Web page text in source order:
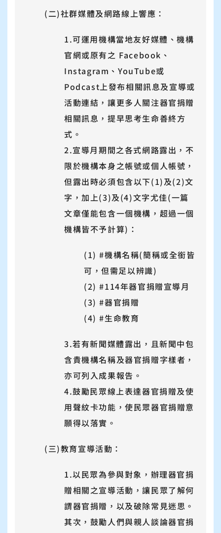
(二)社群媒體及網路線上響應：
1.可運用機構當地友好媒體、機構
官網或原有之 Facebook、
Instagram、YouTube或
Podcast上發布相關訊息及宣導或
活動連結，讓更多人關注器官捐贈
相關訊息，提早思考生命善終方
式。
2.宣導月期間之各式網路露出，不
限於機構本身之帳號或個人帳號，
但露出時必須包含以下(1)及(2)文
字，加上(3)及(4)文字尤佳(一篇
文章僅能包含一個機構，超過一個
機構皆不予計算)：
(1) #機構名稱(簡稱或全銜皆
可，但需足以辨識)
(2) #114年器官捐贈宣導月
(3) #器官捐贈
(4) #生命教育
3.若有新聞媒體露出，且新聞中包
含貴機構名稱及器官捐贈字樣者，
亦可列入成果報告。
4.鼓勵民眾線上表達器官捐贈及使
用聲紋卡功能，使民眾器官捐贈意
願得以落實。
(三)教育宣導活動：
1.以民眾為參與對象，辦理器官捐
贈相關之宣導活動，讓民眾了解何
謂器官捐贈，以及破除常見迷思。
其次，鼓勵人們與親人談論器官捐